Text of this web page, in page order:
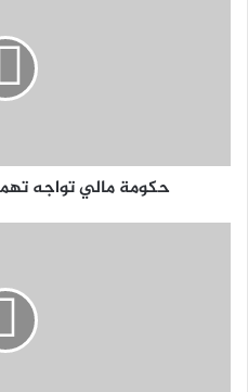
حكومة مالي تواجه